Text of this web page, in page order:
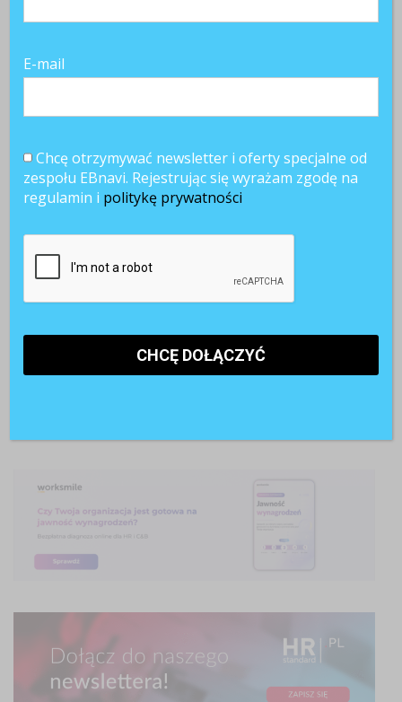
E-mail
Chcę otrzymywać newsletter i oferty specjalne od
zespołu EBnavi. Rejestrując się wyrażam zgodę na
regulamin i politykę prywatności